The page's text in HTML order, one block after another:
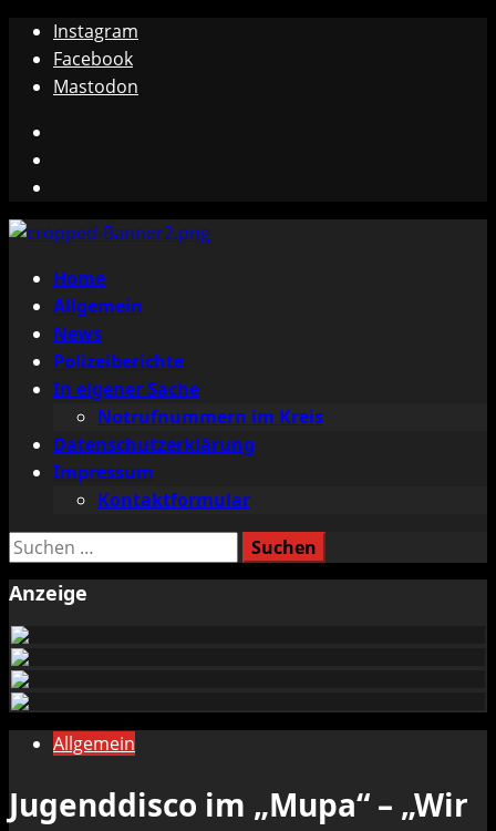
Zum
Inhalt
springen
Instagram
Facebook
Mastodon
Primäres
Menü
Home
Allgemein
News
Polizeiberichte
In eigener Sache
Notrufnummern im Kreis
Datenschutzerklärung
Impressum
Kontaktformular
Suchen
Anzeige
Allgemein
Jugenddisco im „Mupa“ – „Wir